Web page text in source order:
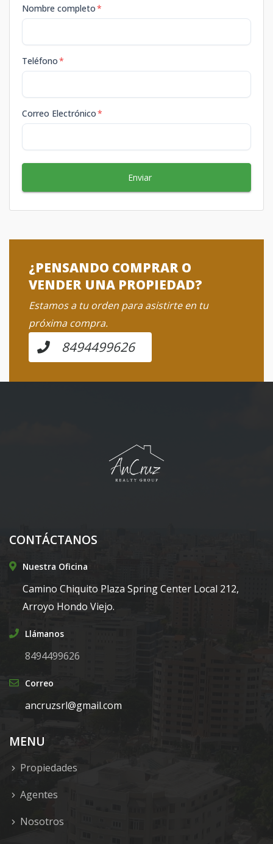
Nombre completo*
Teléfono*
Correo Electrónico*
Enviar
¿PENSANDO COMPRAR O
VENDER UNA PROPIEDAD?
Estamos a tu orden para asistirte en tu
próxima compra.
8494499626
CONTÁCTANOS
Nuestra Oficina
Camino Chiquito Plaza Spring Center Local 212,
Arroyo Hondo Viejo.
Llámanos
8494499626
Correo
ancruzsrl@gmail.com
MENU
Propiedades
Agentes
Nosotros